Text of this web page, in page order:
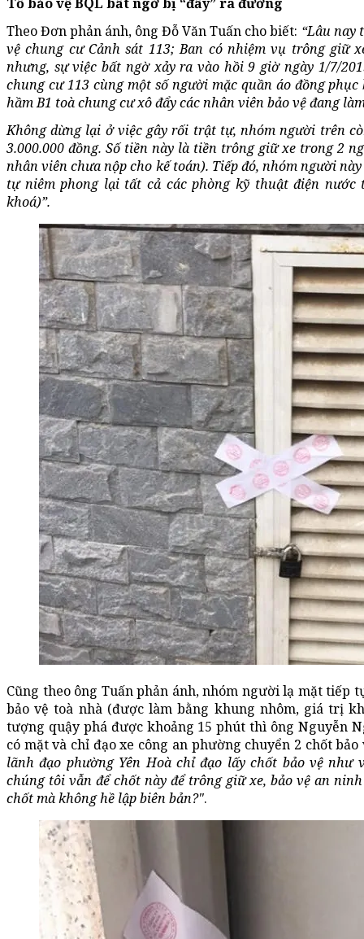
Theo Đơn phản ánh, ông Đỗ Văn Tuấn cho biết: “Lâu nay
vệ chung cư Cảnh sát 113; Ban có nhiệm vụ trông giữ
nhưng, sự việc bất ngờ xảy ra vào hồi 9 giờ ngày 1/7/
chung cư 113 cùng một số người mặc quần áo đồng
hầm B1 toà chung cư xô đẩy các nhân viên bảo vệ đang
Không dừng lại ở việc gây rối trật tự, nhóm người trên
3.000.000 đồng. Số tiền này là tiền trông giữ xe trong 2
nhân viên chưa nộp cho kế toán). Tiếp đó, nhóm người
tự niêm phong lại tất cả các phòng kỹ thuật điện nước
khoá)”.
Cũng theo ông Tuấn phản ánh, nhóm người lạ mặt tiếp
bảo vệ toà nhà (được làm bằng khung nhôm, giá trị
tượng quậy phá được khoảng 15 phút thì ông Nguyễn
có mặt và chỉ đạo xe công an phường chuyển 2 chốt
lãnh đạo phường Yên Hoà chỉ đạo lấy chốt bảo vệ
chúng tôi vẫn để chốt này để trông giữ xe, bảo vệ an
chốt mà không hề lập biên bản?".